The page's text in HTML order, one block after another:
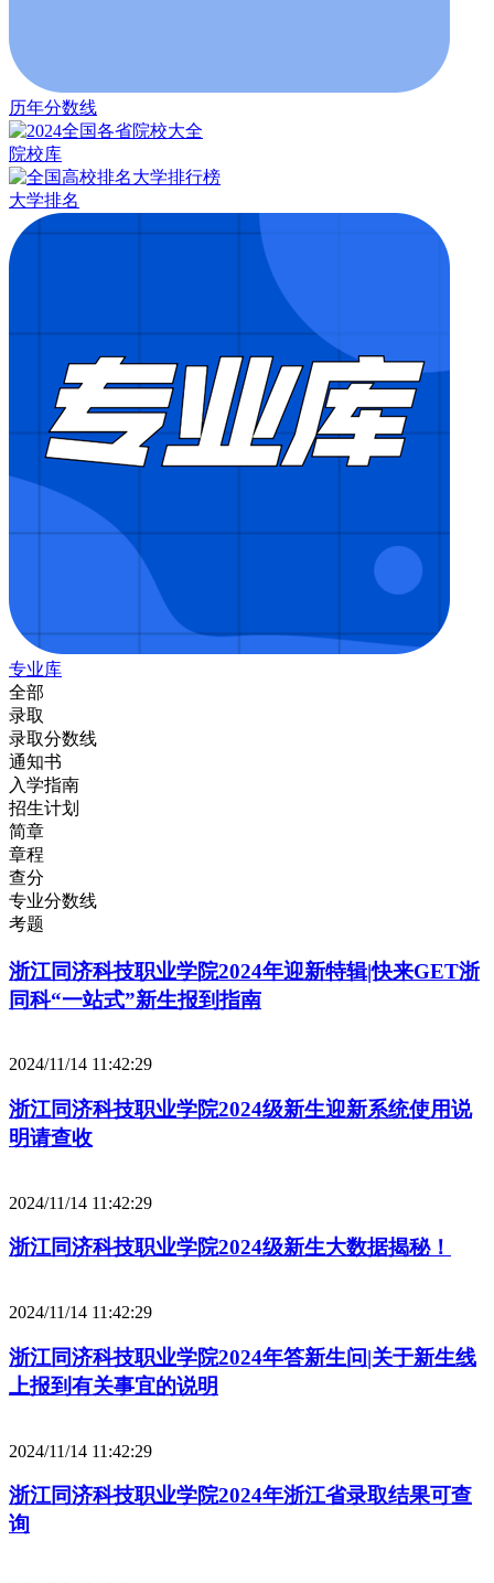
历年分数线
院校库
大学排名
专业库
全部
录取
录取分数线
通知书
入学指南
招生计划
简章
章程
查分
专业分数线
考题
浙江同济科技职业学院2024年迎新特辑|快来GET浙
同科“一站式”新生报到指南
2024/11/14 11:42:29
浙江同济科技职业学院2024级新生迎新系统使用说
明请查收
2024/11/14 11:42:29
浙江同济科技职业学院2024级新生大数据揭秘！
2024/11/14 11:42:29
浙江同济科技职业学院2024年答新生问|关于新生线
上报到有关事宜的说明
2024/11/14 11:42:29
浙江同济科技职业学院2024年浙江省录取结果可查
询